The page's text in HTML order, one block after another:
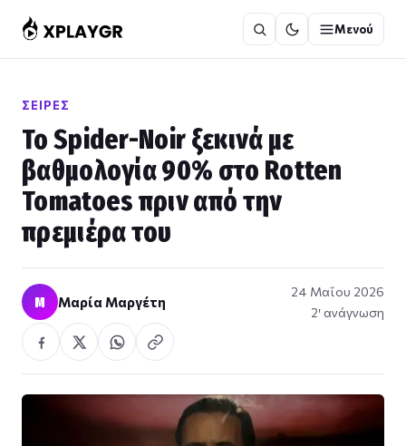
στο
περιεχόμενο
Μενού
ΣΕΙΡΈΣ
Το Spider-Noir ξεκινά με
βαθμολογία 90% στο Rotten
Tomatoes πριν από την
πρεμιέρα του
Μ Μαρία Μαργέτη
24 Μαΐου 2026
2′ ανάγνωση